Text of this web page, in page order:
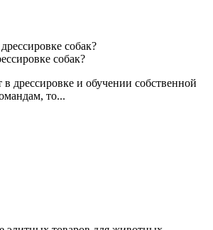
собак?
в дрессировке и обучении собственной
то...